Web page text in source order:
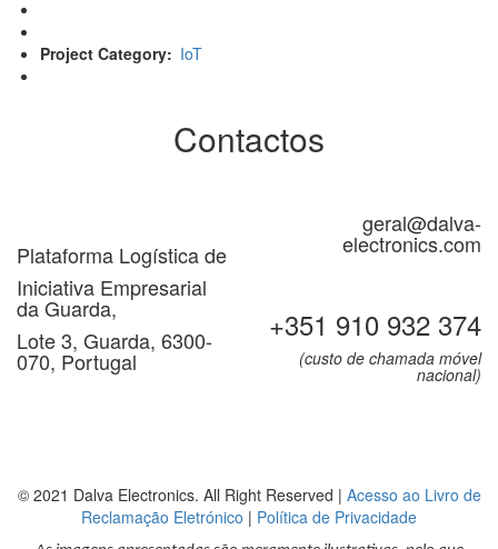
Project Category IoT
Contactos
Plataforma Logística de
Iniciativa Empresarial
da Guarda,
Lote 3, Guarda, 6300-
070, Portugal
geral@dalva-
electronics.com
+351 910 932 374
(custo de chamada móvel
nacional)
© 2021 Dalva Electronics. All Right Reserved | Acesso ao Livro de
Reclamação Eletrónico | Política de Privacidade